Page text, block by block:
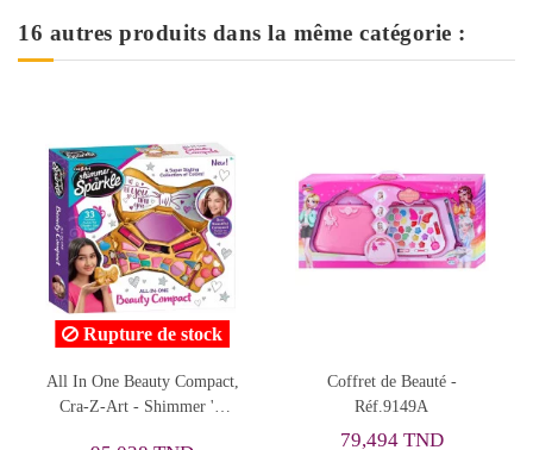
16 autres produits dans la même catégorie :
de stock
Compact,
'N
Coffret de Beauté -
Coffret de
Mermaids,